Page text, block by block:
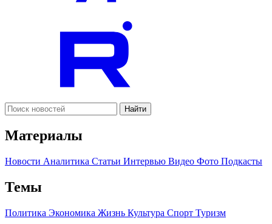
Найти
Материалы
Новости Аналитика Статьи Интервью Видео Фото Подкасты
Темы
Политика Экономика Жизнь Культура Спорт Туризм